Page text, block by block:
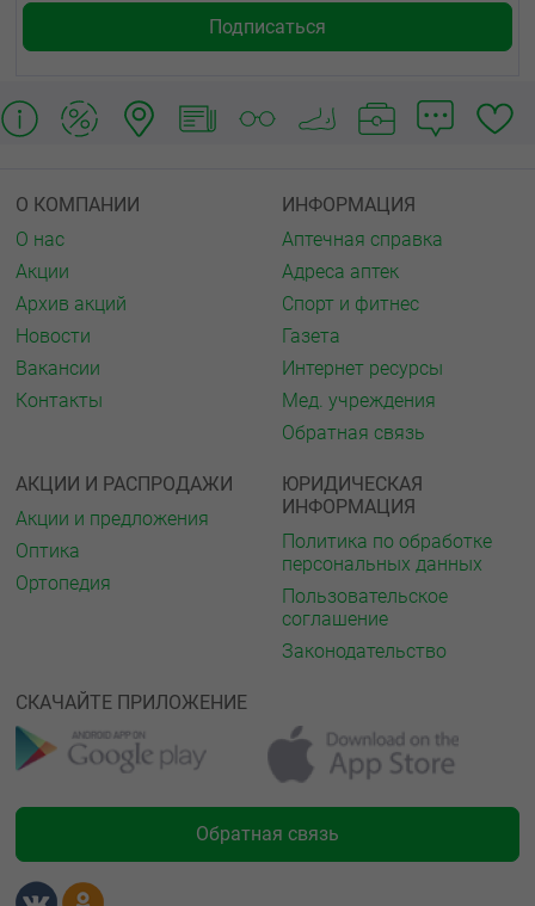
О КОМПАНИИ
О нас
Акции
Архив акций
Новости
Вакансии
Контакты
ИНФОРМАЦИЯ
Аптечная справка
Адреса аптек
Спорт и фитнес
Газета
Интернет ресурсы
Мед. учреждения
Обратная связь
АКЦИИ И РАСПРОДАЖИ
Акции и предложения
Оптика
Ортопедия
ЮРИДИЧЕСКАЯ
ИНФОРМАЦИЯ
Политика по обработке
персональных данных
Пользовательское
соглашение
Законодательство
СКАЧАЙТЕ ПРИЛОЖЕНИЕ
Обратная связь